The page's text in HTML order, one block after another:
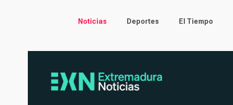
Main menu
Noticias Deportes El Tiempo